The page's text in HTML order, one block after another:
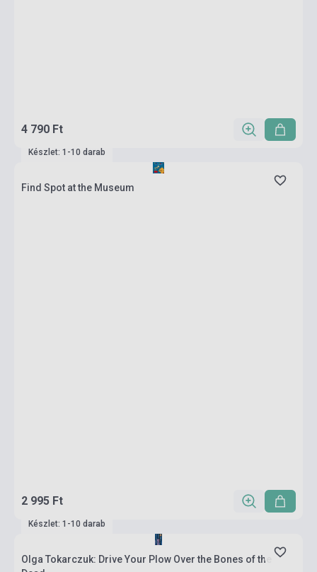
4 790 Ft
Készlet: 1-10 darab
Find Spot at the Museum
2 995 Ft
Készlet: 1-10 darab
Olga Tokarczuk: Drive Your Plow Over the Bones of the